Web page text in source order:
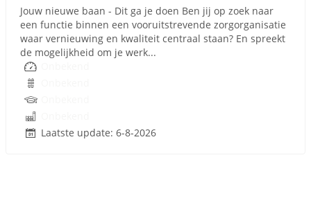
Jouw nieuwe baan - Dit ga je doen Ben jij op zoek naar
een functie binnen een vooruitstrevende zorgorganisatie
waar vernieuwing en kwaliteit centraal staan? En spreekt
de mogelijkheid om je werk...
Laatste update: 6-8-2026